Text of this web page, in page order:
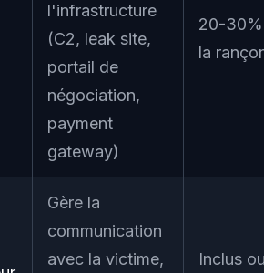
l'infrastructure
(C2, leak site,
portail de
négociation,
payment
gateway)
20-
la
Gère la
communication
avec la victime,
Inclus